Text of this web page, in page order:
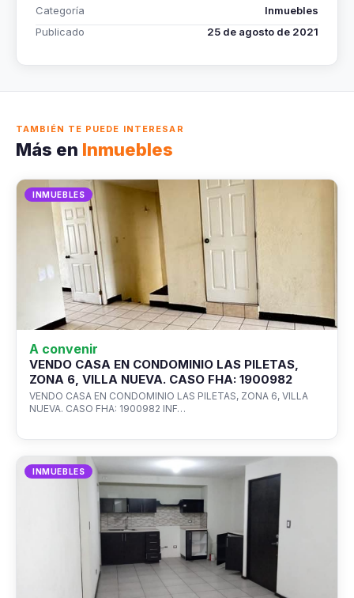
Categoría
Inmuebles
Publicado
25 de agosto de 2021
TAMBIÉN TE PUEDE INTERESAR
Más en Inmuebles
INMUEBLES
A convenir
VENDO CASA EN CONDOMINIO LAS PILETAS,
ZONA 6, VILLA NUEVA. CASO FHA: 1900982
VENDO CASA EN CONDOMINIO LAS PILETAS, ZONA 6, VILLA
NUEVA. CASO FHA: 1900982 INF…
INMUEBLES